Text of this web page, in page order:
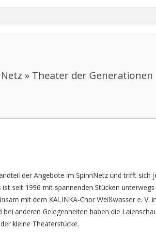
» Theater der Generationen
der Angebote im SpinnNetz und trifft sich
seit 1996 mit spannenden Stücken
mit dem KALINKA-Chor Weißwasser e. V.
anderen Gelegenheiten haben die
kleine Theaterstücke.